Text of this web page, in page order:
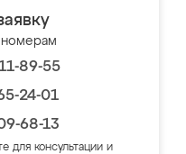
номерам
89-55
24-01
68-13
для консультации и